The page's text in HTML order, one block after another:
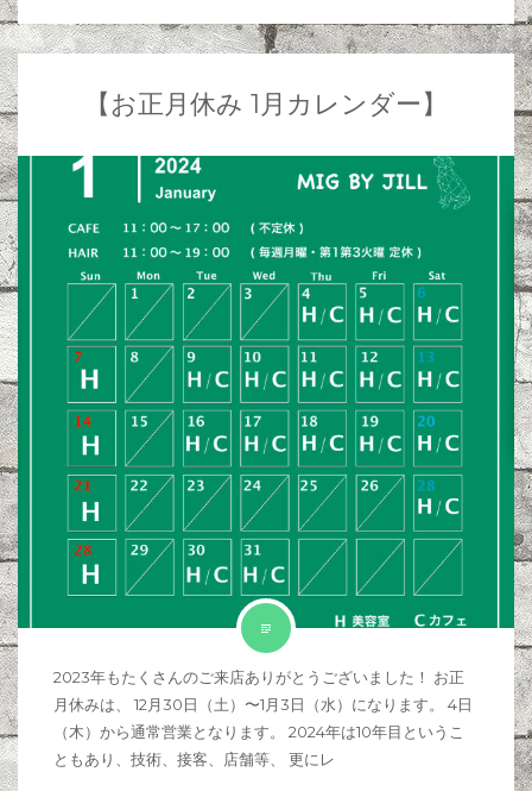
【お正月休み 1月カレンダー】
2023年もたくさんのご来店ありがとうございました！ お正
月休みは、 12月30日（土）〜1月3日（水）になります。 4日
（木）から通常営業となります。 2024年は10年目というこ
ともあり、技術、接客、店舗等、 更にレ